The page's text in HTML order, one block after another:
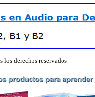
los derechos reservados